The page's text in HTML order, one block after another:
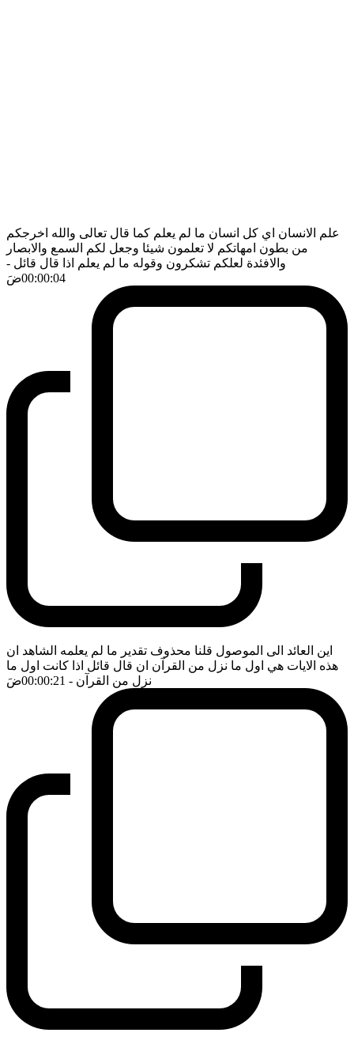
علم الانسان اي كل انسان ما لم يعلم كما قال تعالى والله اخرجكم
من بطون امهاتكم لا تعلمون شيئا وجعل لكم السمع والابصار
والافئدة لعلكم تشكرون وقوله ما لم يعلم اذا قال قائل -
00:00:04ضَ
اين العائد الى الموصول قلنا محذوف تقدير ما لم يعلمه الشاهد ان
هذه الايات هي اول ما نزل من القرآن ان قال قائل اذا كانت اول ما
نزل من القرآن - 00:00:21 ضَ